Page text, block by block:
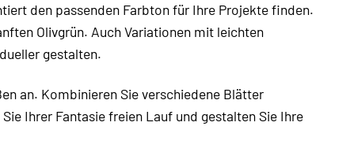
den passenden Farbton für Ihre Projekte finden.
Olivgrün. Auch Variationen mit leichten
gestalten.
an. Kombinieren Sie verschiedene Blätter
Ihrer Fantasie freien Lauf und gestalten Sie Ihre